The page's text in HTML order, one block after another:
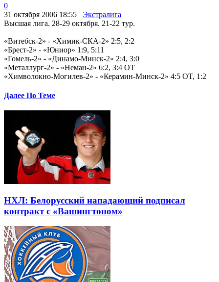
0
31 октября 2006 18:55
Экстралига
Высшая лига. 28-29 октября. 21-22 тур.
«Витебск-2» - «Химик-СКА-2» 2:5, 2:2
«Брест-2» - «Юниор» 1:9, 5:11
«Гомель-2» - «Динамо-Минск-2» 2:4, 3:0
«Металлург-2» - «Неман-2» 6:2, 3:4 OT
«Химволокно-Могилев-2» - «Керамин-Минск-2» 4:5 OT, 1:2
Далее По Теме
НХЛ: Белорусский нападающий подписал
контракт с «Вашингтоном»